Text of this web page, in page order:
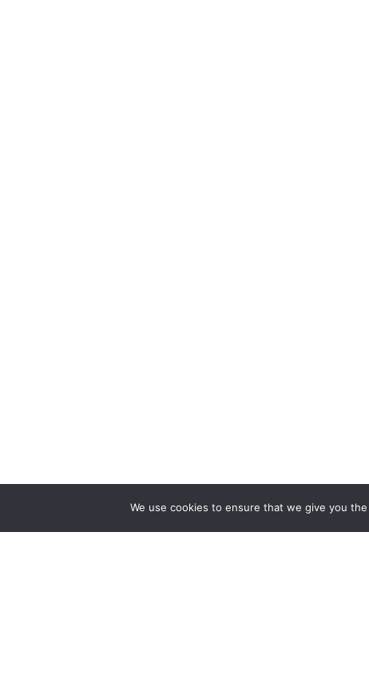
We use cookies to ensure that we give you